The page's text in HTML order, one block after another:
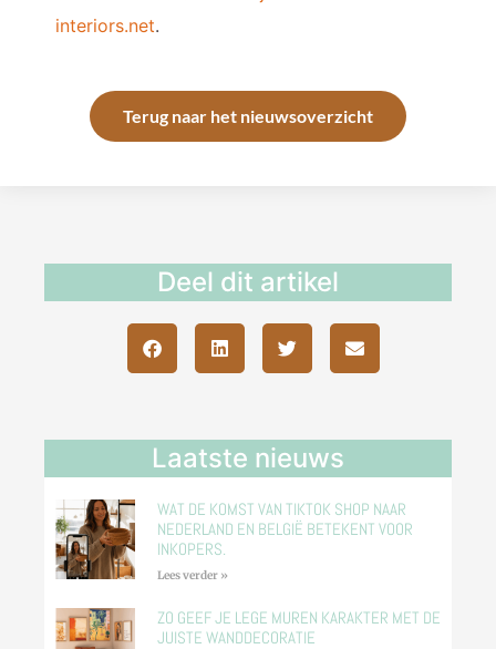
interiors.net.
Terug naar het nieuwsoverzicht
Deel dit artikel
Laatste nieuws
WAT DE KOMST VAN TIKTOK SHOP NAAR
NEDERLAND EN BELGIË BETEKENT VOOR
INKOPERS.
Lees verder »
ZO GEEF JE LEGE MUREN KARAKTER MET DE
JUISTE WANDDECORATIE